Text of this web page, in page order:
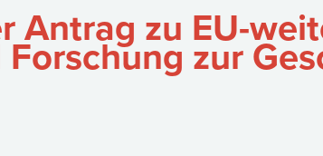
Antrag zu EU-
zur